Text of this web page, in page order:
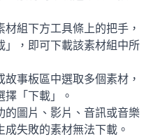
材組下方工具條上的把手，
」，即可下載該素材組中所
故事板區中選取多個素材，
「下載」。
的圖片、影片、音訊或音樂
失敗的素材無法下載。